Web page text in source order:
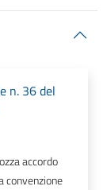
n. 36 del
accordo
convenzione